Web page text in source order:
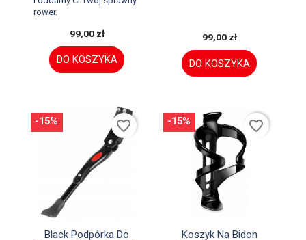
rower.
99,00 zł
DO KOSZYKA
99,00 zł
DO KOSZYKA
Szybki podgląd
Black Podpórka Do
-15% favorite_border
Szybki podgląd
Koszyk Na Bidon
-15% favorite_border